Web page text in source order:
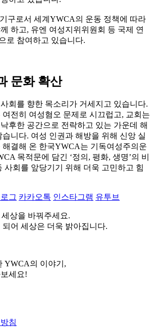
구로서 세계YWCA의 운동 정책에 따라
하고, 유엔 여성지위위원회 등 국제 연
로 참여하고 있습니다.
문화 확산
회를 향한 목소리가 거세지고 있습니다.
전히 여성혐오 문제로 시끄럽고, 교회는
후한 공간으로 전락하고 있는 가운데 해
니다. 여성 인권과 해방을 위해 신앙 실
해결해 온 한국YWCA는 기독여성주의운
목적문에 담긴 ‘정의, 평화, 생명’의 비
사회를 앞당기기 위해 더욱 고민하고 힘
그 카카오톡 인스타그램 유투브
상을 바꿔주세요.
어 세상은 더욱 밝아집니다.
YWCA의 이야기,
세요!
침